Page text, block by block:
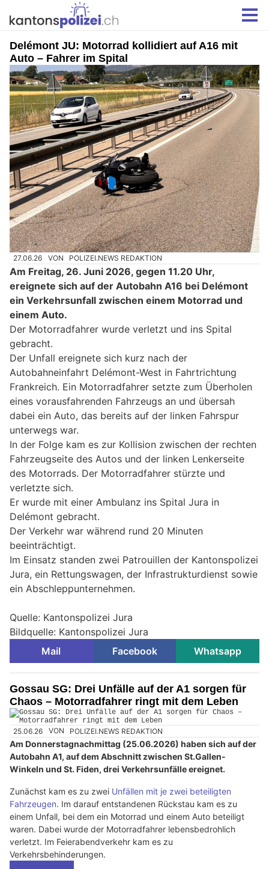
Delémont JU: Motorrad kollidiert auf A16 mit
Auto – Fahrer im Spital
27.06.26 VON POLIZEI.NEWS REDAKTION
Am Freitag, 26. Juni 2026, gegen 11.20 Uhr,
ereignete sich auf der Autobahn A16 bei Delémont
ein Verkehrsunfall zwischen einem Motorrad und
einem Auto.
Der Motorradfahrer wurde verletzt und ins Spital
gebracht.
Der Unfall ereignete sich kurz nach der
Autobahneinfahrt Delémont-West in Fahrtrichtung
Frankreich. Ein Motorradfahrer setzte zum Überholen
eines vorausfahrenden Fahrzeugs an und übersah
dabei ein Auto, das bereits auf der linken Fahrspur
unterwegs war.
In der Folge kam es zur Kollision zwischen der rechten
Fahrzeugseite des Autos und der linken Lenkerseite
des Motorrads. Der Motorradfahrer stürzte und
verletzte sich.
Er wurde mit einer Ambulanz ins Spital Jura in
Delémont gebracht.
Der Verkehr war während rund 20 Minuten
beeinträchtigt.
Im Einsatz standen zwei Patrouillen der Kantonspolizei
Jura, ein Rettungswagen, der Infrastrukturdienst sowie
ein Abschleppunternehmen.
Quelle: Kantonspolizei Jura
Bildquelle: Kantonspolizei Jura
Mail
Facebook Whatsapp
Gossau SG: Drei Unfälle auf der A1 sorgen für
Chaos – Motorradfahrer ringt mit dem Leben
25.06.26 VON POLIZEI.NEWS REDAKTION
Am Donnerstagnachmittag (25.06.2026) haben sich auf der
Autobahn A1, auf dem Abschnitt zwischen St.Gallen-
Winkeln und St. Fiden, drei Verkehrsunfälle ereignet.
Zunächst kam es zu zwei Unfällen mit je zwei beteiligten
Fahrzeugen. Im darauf entstandenen Rückstau kam es zu
einem Unfall, bei dem ein Motorrad und einem Auto beteiligt
waren. Dabei wurde der Motorradfahrer lebensbedrohlich
verletzt. Im Feierabendverkehr kam es zu
Verkehrsbehinderungen.